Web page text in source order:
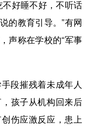
不好睡不好，不听话
的教育引导。”有网
声称在学校的“军事
段摧残着未成年人
孩子从机构回来后
伤应激反应，患上